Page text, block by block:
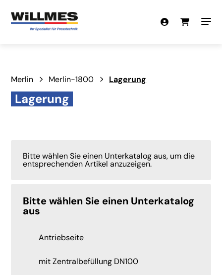
Merlin Merlin-1800 Lagerung
Lagerung
Bitte wählen Sie einen Unterkatalog aus, um die
entsprechenden Artikel anzuzeigen.
Bitte wählen Sie einen Unterkatalog
aus
Antriebseite
mit Zentralbefüllung DN100